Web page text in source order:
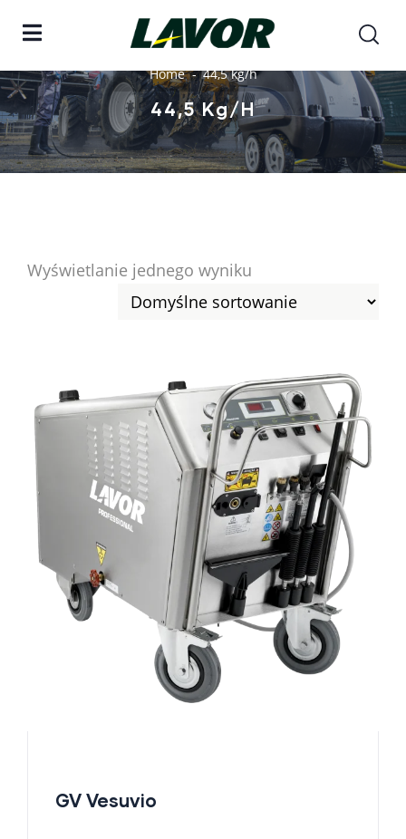
Home 44,5 kg/h
44,5 Kg/h
Wyświetlanie jednego wyniku
GV Vesuvio